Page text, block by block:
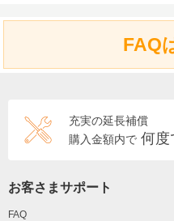
FAQ
充実の延長補償
購入金額内で 何度
お客さまサポート
FAQ